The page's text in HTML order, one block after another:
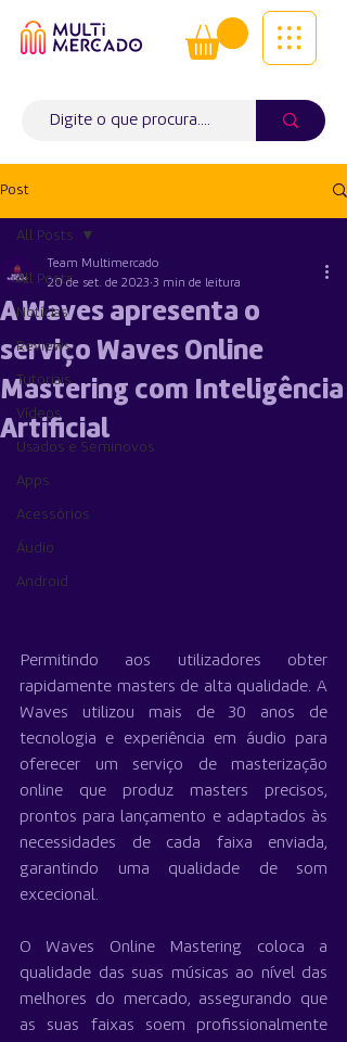
Tudo num só lugar! | Entregas ao
domicílio
Post
All Posts
Notícias
Reviews
Tutoriais
Vídeos
Usados e Seminovos
Apps
Acessórios
Áudio
Android
All Posts
A Waves apresenta o
serviço Waves Online
Mastering com Inteligência
Artificial
Team Multimercado
20 de set. de 2023 3 min de leitura
Permitindo aos utilizadores obter
rapidamente masters de alta qualidade. A
Waves utilizou mais de 30 anos de
tecnologia e experiência em áudio para
oferecer um serviço de masterização
online que produz masters precisos,
prontos para lançamento e adaptados às
necessidades de cada faixa enviada,
garantindo uma qualidade de som
excecional.
O Waves Online Mastering coloca a
qualidade das suas músicas ao nível das
melhores do mercado, assegurando que
as suas faixas soem profissionalmente